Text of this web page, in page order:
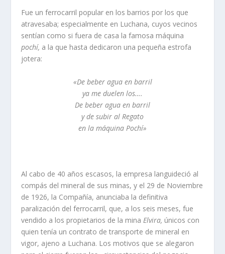
Fue un ferrocarril popular en los barrios por los que
atravesaba; especialmente en Luchana, cuyos vecinos
sentí­an como si fuera de casa la fa­mosa máquina
pochí­, a la que hasta dedicaron una pequeña estrofa
jotera:
«De beber agua en barril
ya me duelen los….
De beber agua en barril
y de subir al Regato
en la máquina Pochí­»
Al cabo de 40 años escasos, la empresa lan­guideció al
compás del mineral de sus minas, y el 29 de Noviembre
de 1926, la Compañí­a, anunciaba la definitiva
paralización del ferrocarril, que, a los seis meses, fue
vendido a los propietarios de la mina Elvira, únicos con
quien tení­a un contrato de transporte de mineral en
vigor, ajeno a Lucha­na. Los motivos que se alegaron